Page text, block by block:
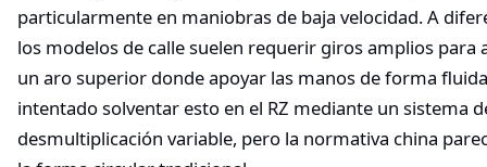
particularmente en maniobras de baja velocidad. A
los modelos de calle suelen requerir giros amplios para
un aro superior donde apoyar las manos de forma
intentado solventar esto en el RZ mediante un sistema
desmultiplicación variable, pero la normativa china